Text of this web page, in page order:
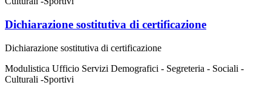
Dichiarazione sostitutiva di certificazione
Dichiarazione sostitutiva di certificazione
Modulistica Ufficio Servizi Demografici - Segreteria - Sociali -
Culturali -Sportivi